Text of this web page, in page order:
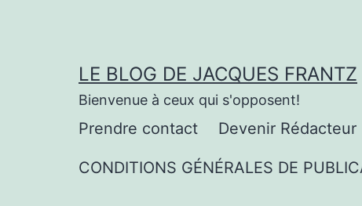
LE BLOG DE JACQUES FRANTZ
Bienvenue à ceux qui s'opposent!
Prendre contact Devenir Rédacteur
CONDITIONS GÉNÉRALES DE